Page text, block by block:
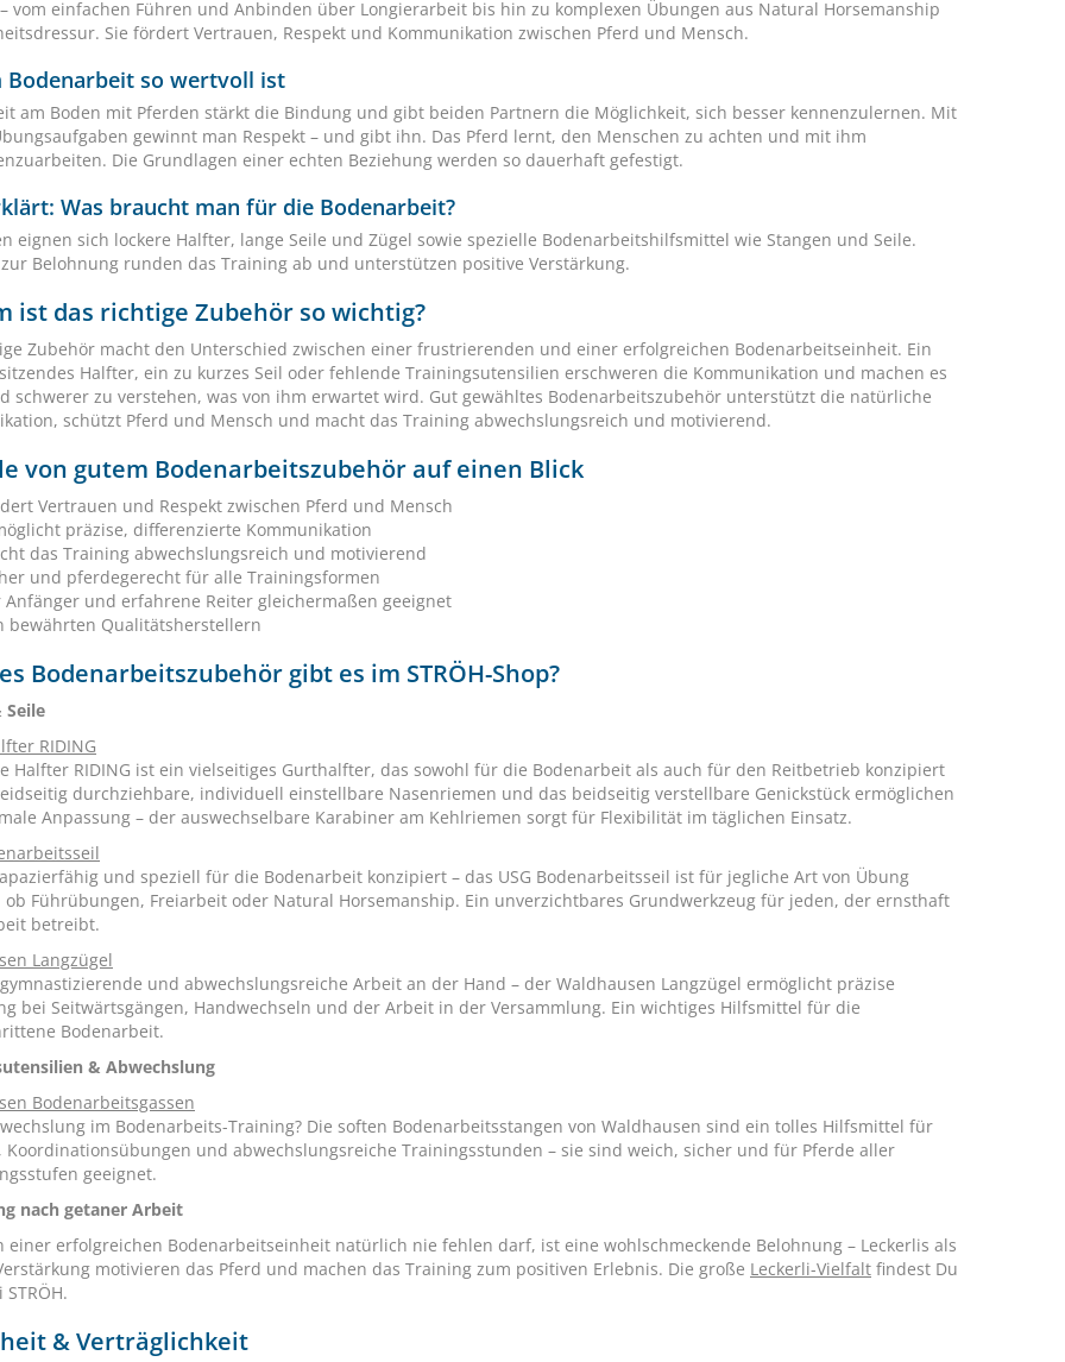
vom einfachen Führen und Anbinden über Longierarbeit bis hin zu komplexen Übungen aus Natural Horsemanship
Sie fördert Vertrauen, Respekt und Kommunikation zwischen Pferd und Mensch.
Bodenarbeit so wertvoll ist
am Boden mit Pferden stärkt die Bindung und gibt beiden Partnern die Möglichkeit, sich besser kennenzulernen. Mit
gewinnt man Respekt – und gibt ihn. Das Pferd lernt, den Menschen zu achten und mit ihm
Die Grundlagen einer echten Beziehung werden so dauerhaft gefestigt.
Was braucht man für die Bodenarbeit?
eignen sich lockere Halfter, lange Seile und Zügel sowie spezielle Bodenarbeitshilfsmittel wie Stangen und Seile.
Belohnung runden das Training ab und unterstützen positive Verstärkung.
ist das richtige Zubehör so wichtig?
Zubehör macht den Unterschied zwischen einer frustrierenden und einer erfolgreichen Bodenarbeitseinheit. Ein
Halfter, ein zu kurzes Seil oder fehlende Trainingsutensilien erschweren die Kommunikation und machen es
schwerer zu verstehen, was von ihm erwartet wird. Gut gewähltes Bodenarbeitszubehör unterstützt die natürliche
schützt Pferd und Mensch und macht das Training abwechslungsreich und motivierend.
von gutem Bodenarbeitszubehör auf einen Blick
Vertrauen und Respekt zwischen Pferd und Mensch
präzise, differenzierte Kommunikation
das Training abwechslungsreich und motivierend
und pferdegerecht für alle Trainingsformen
Anfänger und erfahrene Reiter gleichermaßen geeignet
bewährten Qualitätsherstellern
Bodenarbeitszubehör gibt es im STRÖH-Shop?
RIDING
Halfter RIDING ist ein vielseitiges Gurthalfter, das sowohl für die Bodenarbeit als auch für den Reitbetrieb konzipiert
durchziehbare, individuell einstellbare Nasenriemen und das beidseitig verstellbare Genickstück ermöglichen
Anpassung – der auswechselbare Karabiner am Kehlriemen sorgt für Flexibilität im täglichen Einsatz.
und speziell für die Bodenarbeit konzipiert – das USG Bodenarbeitsseil ist für jegliche Art von Übung
ob Führübungen, Freiarbeit oder Natural Horsemanship. Ein unverzichtbares Grundwerkzeug für jeden, der ernsthaft
betreibt.
Langzügel
und abwechslungsreiche Arbeit an der Hand – der Waldhausen Langzügel ermöglicht präzise
bei Seitwärtsgängen, Handwechseln und der Arbeit in der Versammlung. Ein wichtiges Hilfsmittel für die
Bodenarbeit.
& Abwechslung
Bodenarbeitsgassen
im Bodenarbeits-Training? Die soften Bodenarbeitsstangen von Waldhausen sind ein tolles Hilfsmittel für
Koordinationsübungen und abwechslungsreiche Trainingsstunden – sie sind weich, sicher und für Pferde aller
geeignet.
nach getaner Arbeit
einer erfolgreichen Bodenarbeitseinheit natürlich nie fehlen darf, ist eine wohlschmeckende Belohnung – Leckerlis als
motivieren das Pferd und machen das Training zum positiven Erlebnis. Die große Leckerli-Vielfalt findest Du
& Verträglichkeit